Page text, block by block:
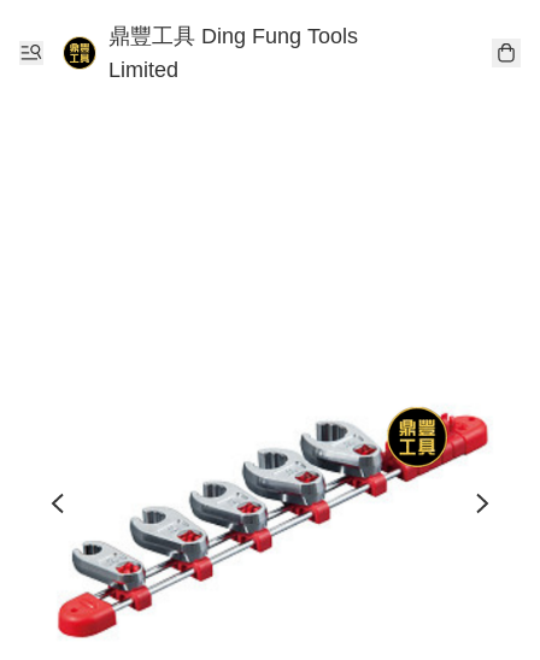
鼎豐工具 Ding Fung Tools
Limited